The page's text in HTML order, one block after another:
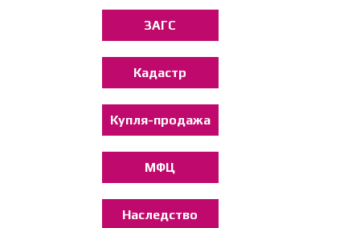
ЗАГС
Кадастр
Купля-продажа
МФЦ
Наследство